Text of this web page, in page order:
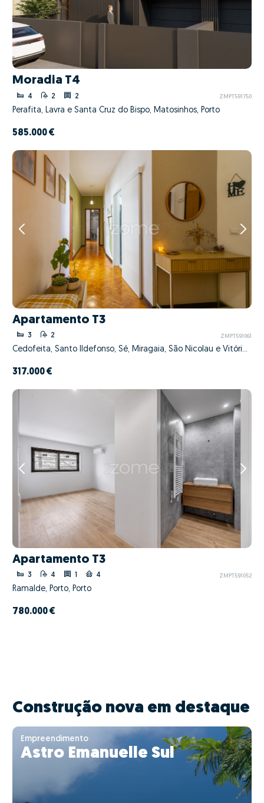
Moradia T4
4 2 2 ZMPT591750
Perafita, Lavra e Santa Cruz do Bispo, Matosinhos, Porto
585.000 €
Apartamento T3
3 2 ZMPT591061
Cedofeita, Santo Ildefonso, Sé, Miragaia, São Nicolau e Vitória, Porto, Porto
317.000 €
Apartamento T3
3 4 4 ZMPT591052
Ramalde, Porto, Porto
780.000 €
Construção nova em destaque
Empreendimento
Astro Emanuelle Sul